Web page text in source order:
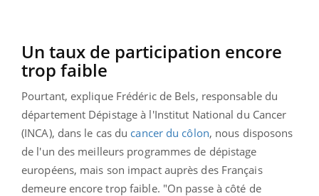
Un taux de participation encore
trop faible
Pourtant, explique Frédéric de Bels, responsable du
département Dépistage à l'Institut National du Cancer
(INCA), dans le cas du cancer du côlon, nous disposons
de l'un des meilleurs programmes de dépistage
européens, mais son impact auprès des Français
demeure encore trop faible. "On passe à côté de